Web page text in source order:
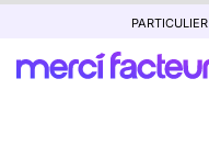
particulier